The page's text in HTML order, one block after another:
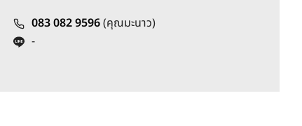
083 082 9596(คุณมะนาว)
-